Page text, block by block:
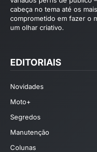
cabeça no tema até os
comprometido em fazer o
um olhar criativo.
EDITORIAIS
Novidades
Moto+
Segredos
Manutenção
Colunas